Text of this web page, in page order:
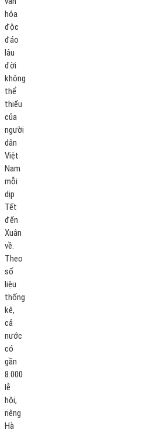
hóa
độc
đáo
lâu
đời
không
thể
thiếu
của
người
dân
Việt
Nam
mỗi
dịp
Tết
đến
Xuân
về.
Theo
số
liệu
thống
kê,
cả
nước
có
gần
8.000
lễ
hội,
riêng
Hà